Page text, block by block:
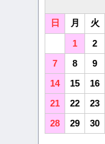
日
月 火
1
2
7
8 9
14
15 16
21
22 23
28
29 30